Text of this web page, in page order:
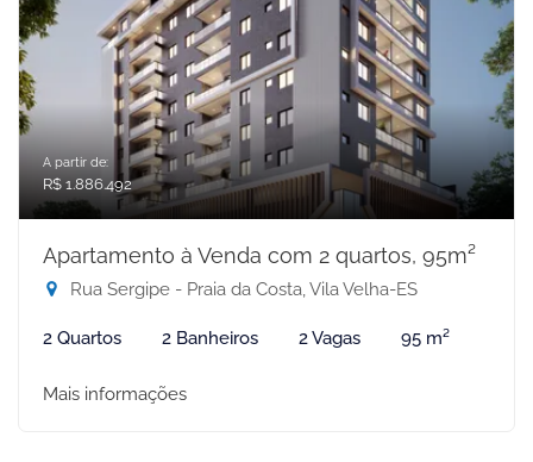
A partir de:
R$ 1.886.492
Apartamento à Venda com 2 quartos, 95m²
Rua Sergipe - Praia da Costa, Vila Velha-ES
2 Quartos 2 Banheiros 2 Vagas 95 m²
Mais informações